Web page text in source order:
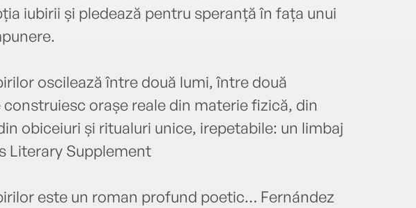
iubirii și pledează pentru speranță în fața unui
oscilează între două lumi, între două
orașe reale din materie fizică, din
obiceiuri și ritualuri unice, irepetabile: un limbaj
Literary Supplement
este un roman profund poetic… Fernández